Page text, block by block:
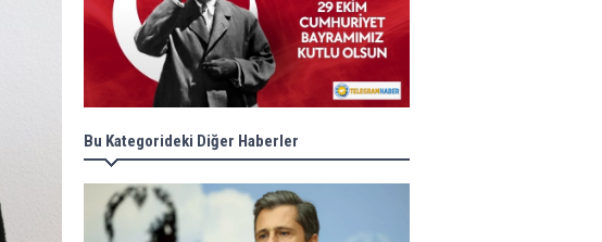
Bu Kategorideki Diğer Haberler